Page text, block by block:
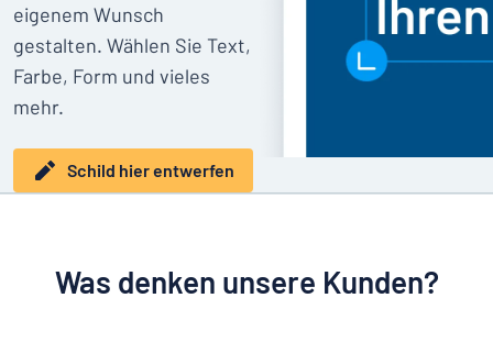
eigenem Wunsch
gestalten. Wählen Sie Text,
Farbe, Form und vieles
mehr.
Schild hier entwerfen
Was denken unsere Kunden?